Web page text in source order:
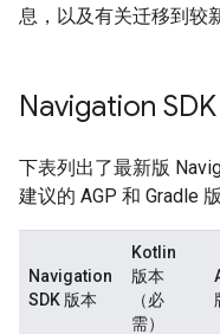
息，以及有关迁移到较
Navigation
下表列出了最新版
建议的 AGP 和 Gradle 版
Navigation
SDK 版本
Kotlin
版本
（必
需）